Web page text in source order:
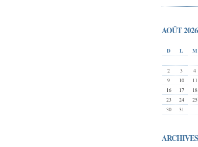
AOÛT 2026
D L M
2
3 4
9
10 11
16
17 18
23
24 25
30
31
ARCHIVES